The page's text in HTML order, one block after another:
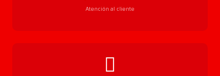
Atención al cliente